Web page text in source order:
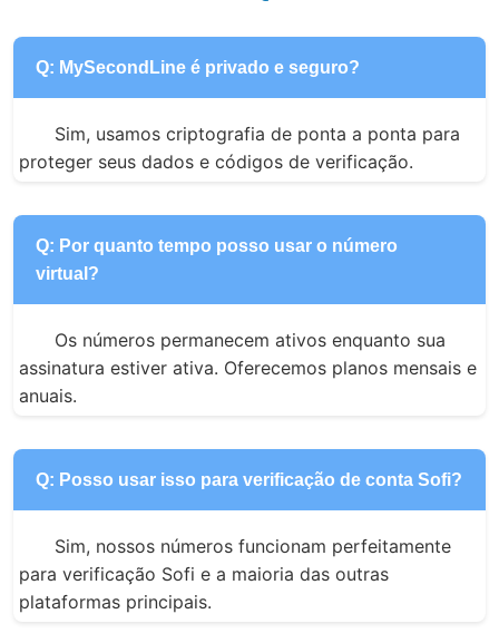
Q: MySecondLine é privado e seguro?
Sim, usamos criptografia de ponta a ponta para
proteger seus dados e códigos de verificação.
Q: Por quanto tempo posso usar o número
virtual?
Os números permanecem ativos enquanto sua
assinatura estiver ativa. Oferecemos planos mensais e
anuais.
Q: Posso usar isso para verificação de conta Sofi?
Sim, nossos números funcionam perfeitamente
para verificação Sofi e a maioria das outras
plataformas principais.